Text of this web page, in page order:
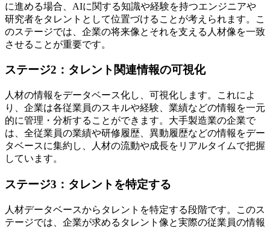
に進める場合、AIに関する知識や経験を持つエンジニアや
研究者をタレントとして位置づけることが考えられます。こ
のステージでは、企業の将来像とそれを支える人材像を一致
させることが重要です。
ステージ2：タレント関連情報の可視化
人材の情報をデータベース化し、可視化します。これによ
り、企業は各従業員のスキルや経験、業績などの情報を一元
的に管理・分析することができます。大手製造業の企業で
は、全従業員の業績や研修履歴、異動履歴などの情報をデー
タベースに集約し、人材の流動や成長をリアルタイムで把握
しています。
ステージ3：タレントを特定する
人材データベースからタレントを特定する段階です。このス
テージでは、企業が求めるタレント像と実際の従業員の情報